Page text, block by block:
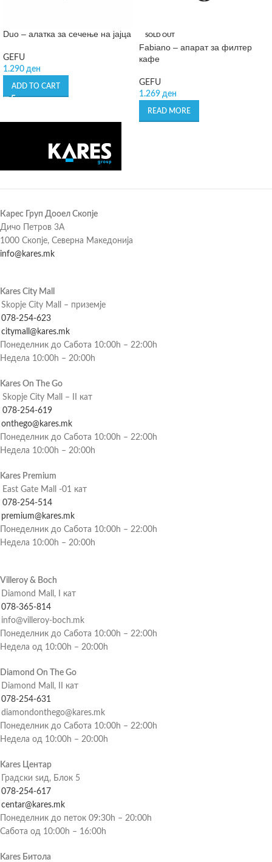
Duo – алатка за сечење на јајца
GEFU
1.290 ден
ADD TO CART
SOLD OUT
Fabiano – апарат за филтер
кафе
GEFU
1.269 ден
READ MORE
Карес Груп Дооел Скопје
Дичо Петров 3А
1000 Скопје, Северна Македонија
info@kares.mk
Kares City Mall
Skopje City Mall – приземје
078-254-623
citymall@kares.mk
Понеделник до Сабота 10:00h – 22:00h
Недела 10:00h – 20:00h
Kares On The Go
Skopje City Mall – II кат
078-254-619
onthego@kares.mk
Понеделник до Сабота 10:00h – 22:00h
Недела 10:00h – 20:00h
Kares Premium
East Gate Mall -01 кат
078-254-514
premium@kares.mk
Понеделник до Сабота 10:00h – 22:00h
Недела 10:00h – 20:00h
Villeroy & Boch
Diamond Mall, I кат
078-365-814
info@villeroy-boch.mk
Понеделник до Сабота 10:00h – 22:00h
Недела од 10:00h – 20:00h
Diamond On The Go
Diamond Mall, II кат
078-254-631
diamondonthego@kares.mk
Понеделник до Сабота 10:00h – 22:00h
Недела од 10:00h – 20:00h
Kares Центар
Градски ѕид, Блок 5
078-254-617
centar@kares.mk
Понеделник до петок 09:30h – 20:00h
Сабота од 10:00h – 16:00h
Kares Битола